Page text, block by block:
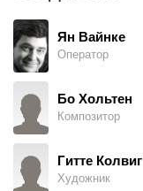
Ян Вайнке
Оператор
Бо Хольтен
Композитор
Гитте Колвиг
Художник